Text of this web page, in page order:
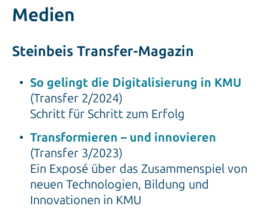
Medien
Steinbeis Transfer-Magazin
So gelingt die Digitalisierung in KMU
(Transfer 2/2024)
Schritt für Schritt zum Erfolg
Transformieren – und innovieren
(Transfer 3/2023)
Ein Exposé über das Zusammenspiel von
neuen Technologien, Bildung und
Innovationen in KMU